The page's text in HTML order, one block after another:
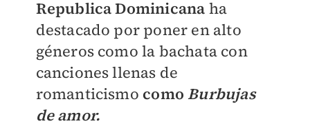
Republica Dominicana ha
destacado por poner en alto
géneros como la bachata con
canciones llenas de
romanticismo como Burbujas
de amor.